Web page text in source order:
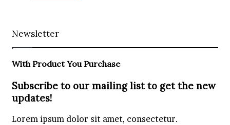
Newsletter
With Product You Purchase
Subscribe to our mailing list to get the new
updates!
Lorem ipsum dolor sit amet, consectetur.